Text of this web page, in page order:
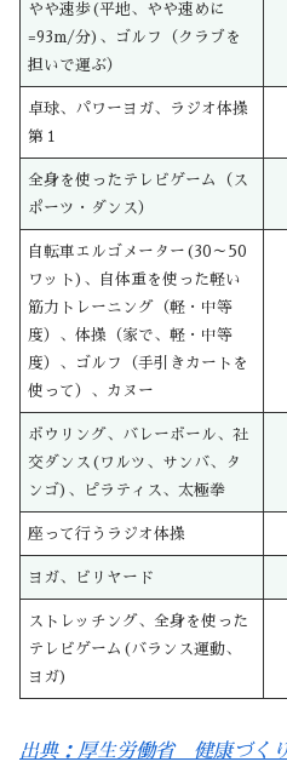
やや速歩(平地、やや速めに
=93m/分)、ゴルフ（クラブを
担いで運ぶ）
卓球、パワーヨガ、ラジオ体操
第１
全身を使ったテレビゲーム（ス
ポーツ・ダンス）
自転車エルゴメーター(30～50
ワット)、自体重を使った軽い
筋力トレーニング（軽・中等
度）、体操（家で、軽・中等
度）、ゴルフ（手引きカートを
使って）、カヌー
ボウリング、バレーボール、社
交ダンス(ワルツ、サンバ、タ
ンゴ)、ピラティス、太極拳
座って行うラジオ体操
ヨガ、ビリヤード
ストレッチング、全身を使った
テレビゲーム(バランス運動、
ヨガ)
出典：厚生労働省 健康づく